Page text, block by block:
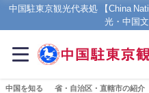
中国駐東京観光代表処 【China
光・中国
中国を知る 省・自治区・直轄市の紹介